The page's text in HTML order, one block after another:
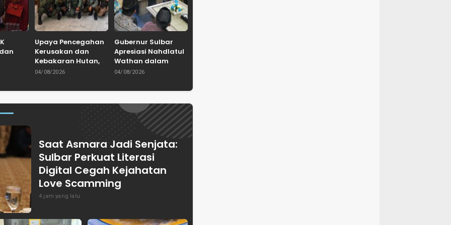
dari
Upaya Pencegahan
Kerusakan dan
Kebakaran Hutan,
Anggota DPR Agus
Sosialisasi Bersama
04/08/2026
Gubernur Sulbar
Apresiasi Nahdlatul
Wathan dalam
Menjaga Persatuan
Nilai-nilai
04/08/2026
Saat Asmara Jadi Senjata:
Sulbar Perkuat Literasi
Digital Cegah Kejahatan
Love Scamming
4 jam yang lalu